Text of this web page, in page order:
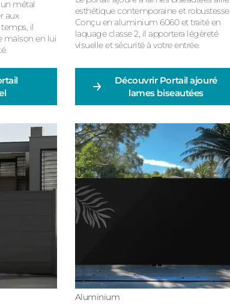
métal
aux
il
maison en lui
esthétique contemporaine et robustesse.
Conçu en aluminium 6060 et traité en
laquage classe 2, il apportera légèreté
visuelle et sécurité à votre entrée.
Découvrir Portail ajouré
lames biseautées
Aluminium